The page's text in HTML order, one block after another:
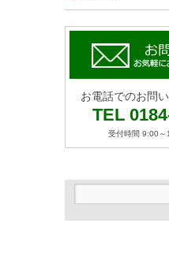
お電話でのお問
TEL
受付時間 9:00～